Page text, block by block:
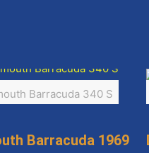
Barracuda 340 S
Barracuda 1969